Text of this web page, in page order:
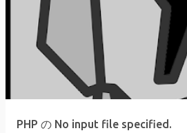
PHP の No input file specified.